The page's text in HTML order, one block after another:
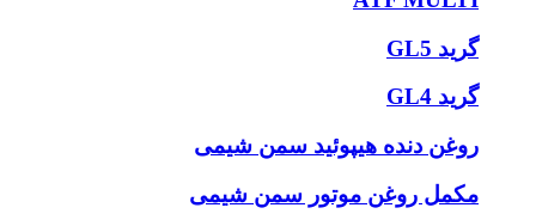
گرید GL5
گرید GL4
روغن دنده هیپوئید سمن شیمی
مکمل روغن موتور سمن شیمی